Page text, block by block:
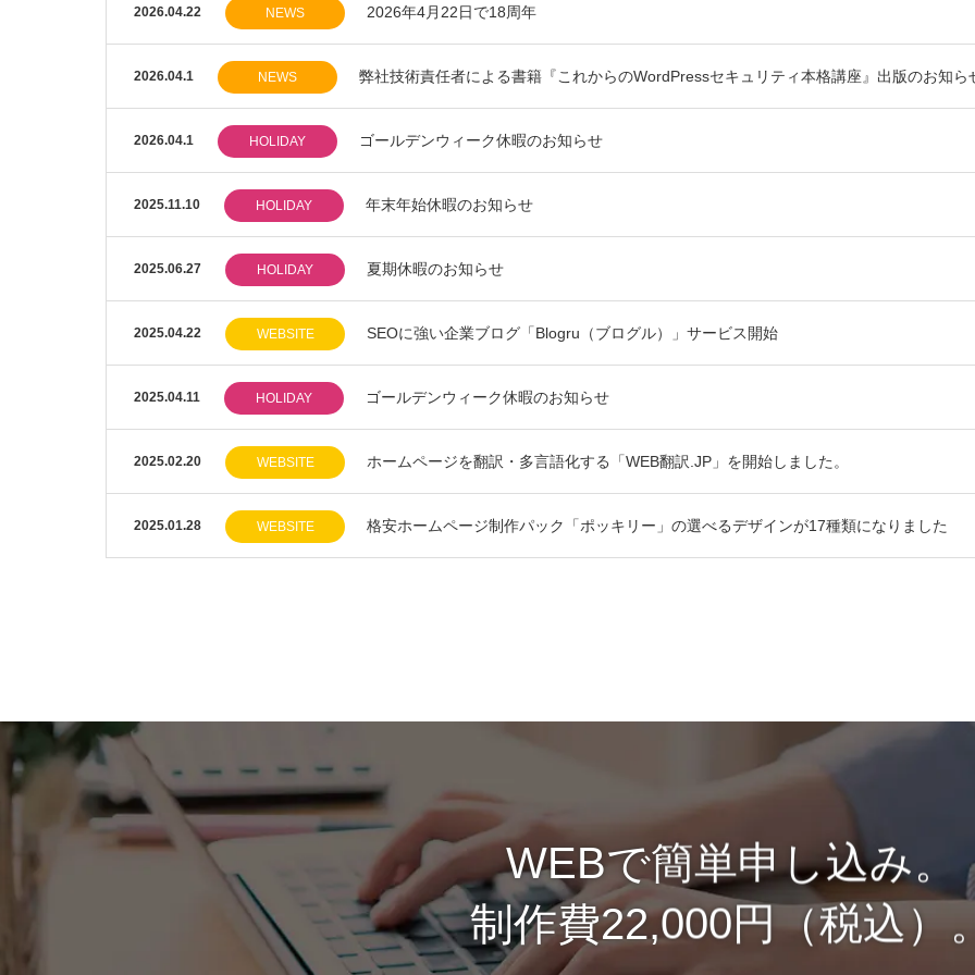
2026.04.22 NEWS 2026年4月22日で18周年
2026.04.1 NEWS 弊社技術責任者による書籍『これからのWordPressセキュリティ本格講座』出版のお知ら
2026.04.1 HOLIDAY ゴールデンウィーク休暇のお知らせ
2025.11.10 HOLIDAY 年末年始休暇のお知らせ
2025.06.27 HOLIDAY 夏期休暇のお知らせ
2025.04.22 WEBSITE SEOに強い企業ブログ「Blogru（ブログル）」サービス開始
2025.04.11 HOLIDAY ゴールデンウィーク休暇のお知らせ
2025.02.20 WEBSITE ホームページを翻訳・多言語化する「WEB翻訳.JP」を開始しました。
2025.01.28 WEBSITE 格安ホームページ制作パック「ポッキリー」の選べるデザインが17種類になりました
WEBで簡単申し込み。
制作費22,000円（税込）